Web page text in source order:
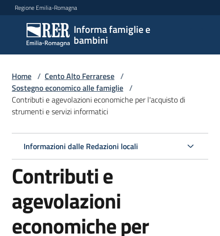
Vai al contenuto
Vai alla navigazione
Vai al footer
Regione Emilia-Romagna
Informa famiglie e
bambini
Informa
famiglie
e
bambini
Argomenti
Servizi
Centri
le
famiglie
Home / Cento Alto Ferrarese /
Sostegno economico alle famiglie /
Contributi e agevolazioni economiche per l'acquisto di
strumenti e servizi informatici
Informazioni dalle Redazioni locali
Contributi e
agevolazioni
economiche per